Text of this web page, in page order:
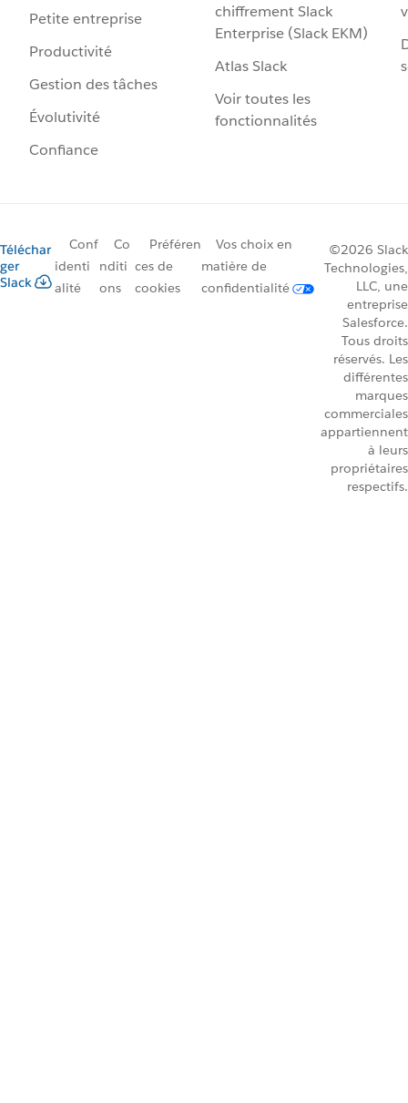
Petite entreprise
Productivité
Gestion des tâches
Évolutivité
Confiance
chiffrement Slack
Enterprise (Slack EKM)
Atlas Slack
Voir toutes les
fonctionnalités
Téléchar
ger
Slack
Conf
identi
alité
Co
nditi
ons
Préféren
ces de
cookies
Vos choix en
matière de
confidentialité
©2026 Slack
Technologies,
LLC, une
entreprise
Salesforce.
Tous droits
réservés. Les
différentes
marques
commerciales
appartiennent
à leurs
propriétaires
respectifs.